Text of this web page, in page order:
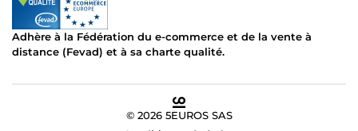
Adhère à la Fédération du e-commerce et de la vente à
distance (Fevad) et à sa charte qualité.
© 2026 5EUROS SAS